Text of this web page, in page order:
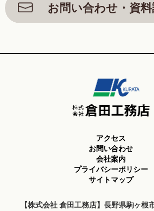
お問い合わせ・資
アクセス
お問い合わせ
会社案内
プライバシーポリシー
サイトマップ
【株式会社 倉田工務店】長野県駒ヶ根